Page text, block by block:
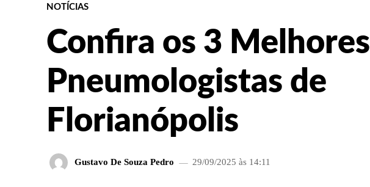
NOTÍCIAS
Confira os 3 Melhores
Pneumologistas de
Florianópolis
Gustavo De Souza Pedro 29/09/2025 às 14:11